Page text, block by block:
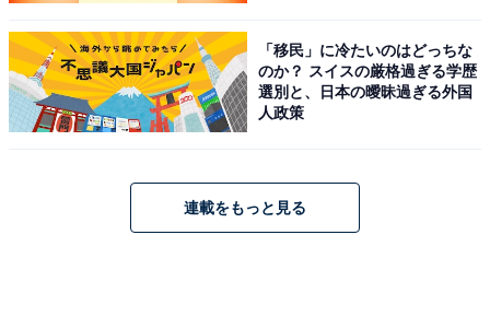
「移民」に冷たいのはどっちな
のか？ スイスの厳格過ぎる学歴
選別と、日本の曖昧過ぎる外国
人政策
連載をもっと見る